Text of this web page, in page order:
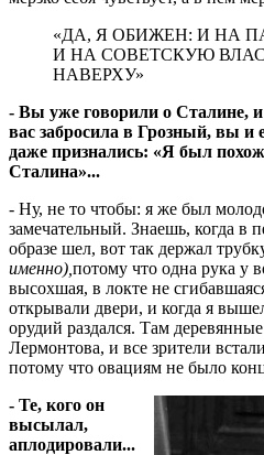
«ДА, Я ОБИЖЕН: И НА
И НА СОВЕТСКУЮ
НАВЕРХУ»
- Вы уже говорили о Сталине, и
вас забросила в Грозный, вы и
даже признались: «Я был
Сталина»...
- Ну, не то чтобы: я же был
замечательный. Знаешь, когда в
образе шел, вот так держал
именно), потому что одна рука у
высохшая, в локте не
открывали двери, и когда я
орудий раздался. Там
Лермонтова, и все зрители
потому что овациям не было
- Те, кого он
высылал,
аплодировали...